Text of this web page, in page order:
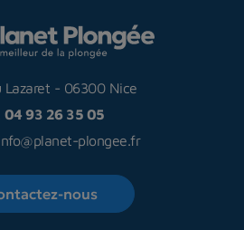
Lazaret - 06300 Nice
04 93 26 35 05
plongee.fr
nous